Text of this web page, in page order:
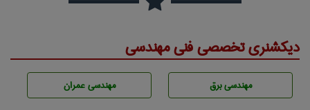
دیکشنری تخصصی فنی مهندسی
مهندسی برق مهندسی عمران